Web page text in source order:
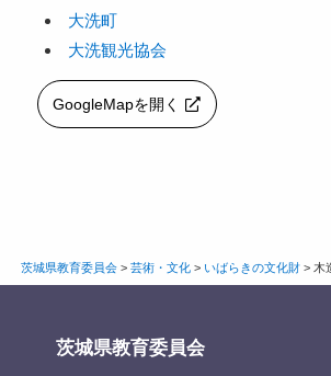
大洗町
大洗観光協会
GoogleMapを開く
茨城県教育委員会> 芸術・文化> いばらきの文化財> 木
茨城県教育委員会